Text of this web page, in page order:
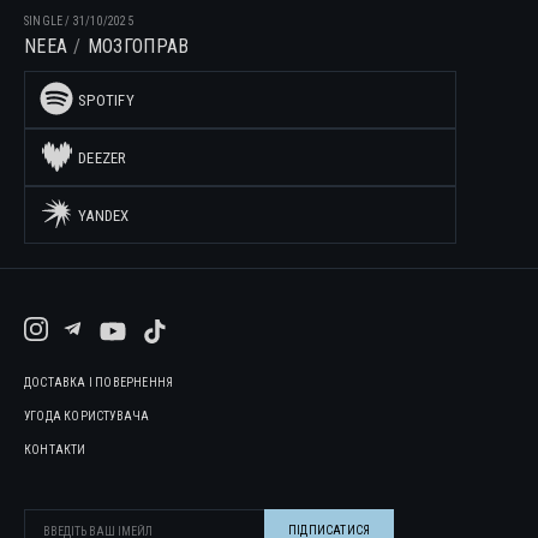
SINGLE/ 31/10/2025
NEEA МОЗГОПРАВ
SPOTIFY
DEEZER
YANDEX
ДОСТАВКА І ПОВЕРНЕННЯ
УГОДА КОРИСТУВАЧА
КОНТАКТИ